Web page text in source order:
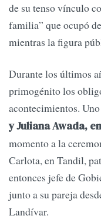
de su tenso vínculo
familia” que ocupó
mientras la figura
Durante los últimos
primogénito los
acontecimientos.
y Juliana Awada,
momento a la
Carlota, en Tandil,
entonces jefe de
junto a su pareja
Landívar.